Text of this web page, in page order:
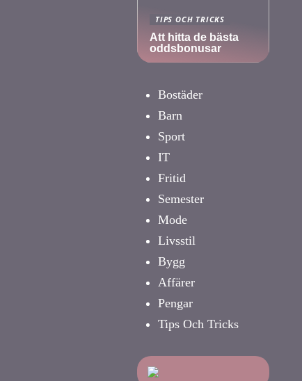
TIPS OCH TRICKS
Att hitta de bästa
oddsbonusar
Bostäder
Barn
Sport
IT
Fritid
Semester
Mode
Livsstil
Bygg
Affärer
Pengar
Tips Och Tricks